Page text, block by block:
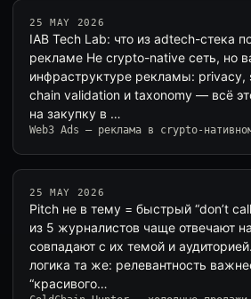
25 MAY 2026
IAB Tech Lab: что из adtech-стека
рекламе Не crypto-native сеть, но
инфраструктуре рекламы: privacy,
chain validation и taxonomy — всё
на закупку в …
Web3 Ads — реклама в crypto-
25 MAY 2026
Pitch не в тему = быстрый “don’t
из 5 журналистов чаще отвечают
совпадают с их темой и
логика та же: релевантность
“красивого…